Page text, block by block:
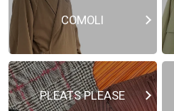
COMOLI
PLEATS PLEASE